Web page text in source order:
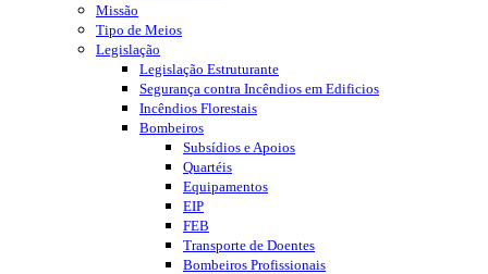
Missão
Tipo de Meios
Legislação
Legislação Estruturante
Segurança contra Incêndios em Edificios
Incêndios Florestais
Bombeiros
Subsídios e Apoios
Quartéis
Equipamentos
EIP
FEB
Transporte de Doentes
Bombeiros Profissionais